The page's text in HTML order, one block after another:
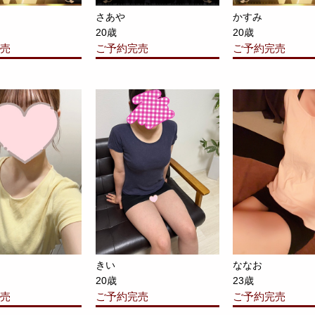
さあや
20歳
ご予約完売
かすみ
20歳
ご予約完売
きい
20歳
ご予約完売
ななお
23歳
ご予約完売